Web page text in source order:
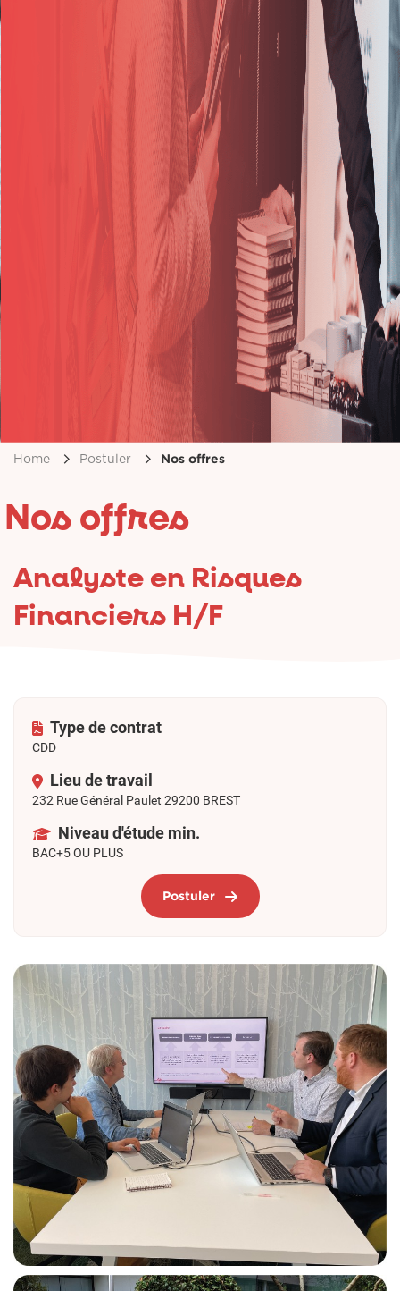
Home Postuler Nos offres
Nos offres
Analyste en Risques
Financiers H/F
Type de contrat
CDD
Lieu de travail
232 Rue Général Paulet 29200 BREST
Niveau d'étude min.
BAC+5 OU PLUS
Postuler